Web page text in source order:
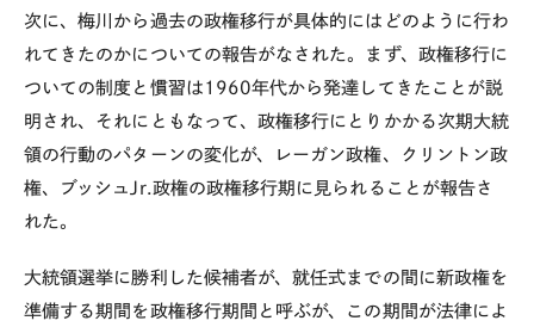
次に、梅川から過去の政権移行が具体的にはどのように行わ
れてきたのかについての報告がなされた。まず、政権移行に
ついての制度と慣習は1960年代から発達してきたことが説
明され、それにともなって、政権移行にとりかかる次期大統
領の行動のパターンの変化が、レーガン政権、クリントン政
権、ブッシュJr.政権の政権移行期に見られることが報告さ
れた。
大統領選挙に勝利した候補者が、就任式までの間に新政権を
準備する期間を政権移行期間と呼ぶが、この期間が法律によ